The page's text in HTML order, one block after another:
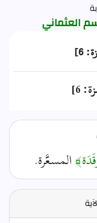
العثماني
6]
6]
المسعَّرة.